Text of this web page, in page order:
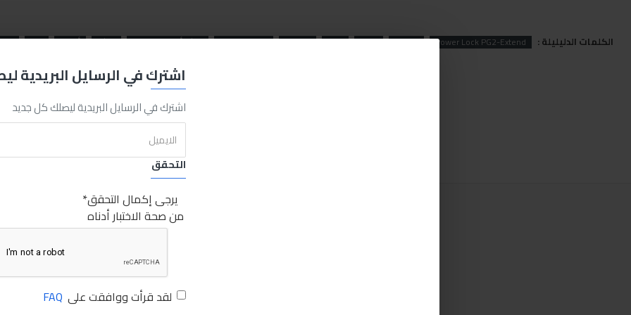
اشترك في الرسايل البريدية
اشترك في الرسايل البريدية ليصلك كل جديد
التحقق
يرجى إكمال التحقق
من صحة الاختبار أدناه
لقد قرأت ووافقت على FAQ
الكلمات الدليليلة : Power Lock PG2-Extend
Power
Lock
PG2
Extend
Sabry Stores فيشة أحمال نتايه لوك فيشة أحمال نتايه لوك